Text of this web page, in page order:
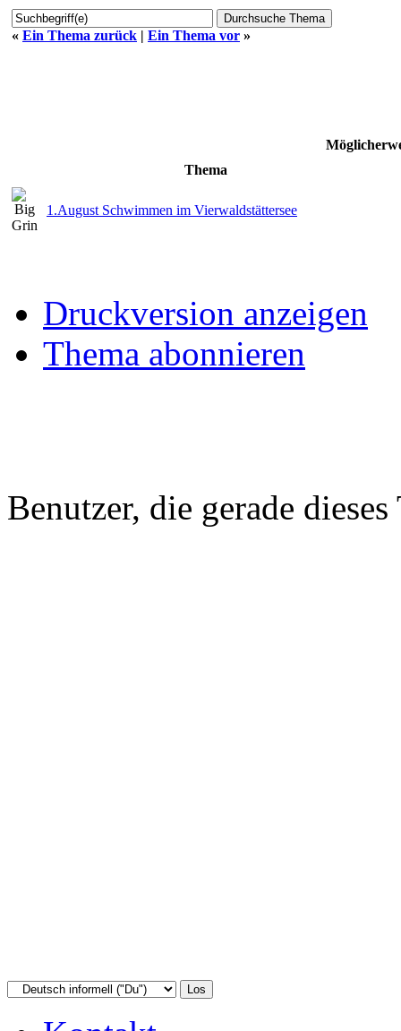
« Ein Thema zurück | Ein Thema vor »
Thema
1.August Schwimmen im Vierwaldstättersee
Druckversion anzeigen
Thema abonnieren
Benutzer, die gerade